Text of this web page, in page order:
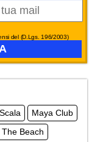
del (D.Lgs. 196/2003)
Maya Club
Beach